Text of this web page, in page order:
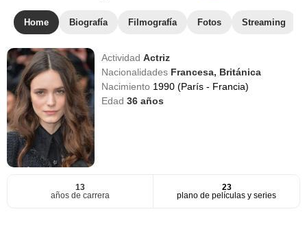
Home Biografía Filmografía Fotos Streaming
ActividadActriz
Nacionalidades Francesa, Británica
Nacimiento 1990 (París - Francia)
Edad36 años
13
años de carrera
23
plano de películas y series